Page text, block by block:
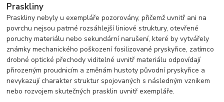
Praskliny
Praskliny nebyly u exempláře pozorovány, přičemž uvnitř ani na
povrchu nejsou patrné rozsáhlejší liniové struktury, otevřené
poruchy materiálu nebo sekundární narušení, které by vytvářely
známky mechanického poškození fosilizované pryskyřice, zatímco
drobné optické přechody viditelné uvnitř materiálu odpovídají
přirozeným proudnicím a změnám hustoty původní pryskyřice a
nevykazují charakter struktur spojovaných s následným vznikem
nebo rozvojem skutečných prasklin uvnitř exempláře.